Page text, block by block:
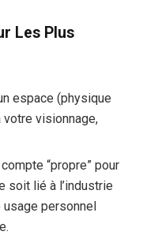
Les Plus
espace (physique
votre visionnage,
“propre” pour
soit lié à l’industrie
personnel